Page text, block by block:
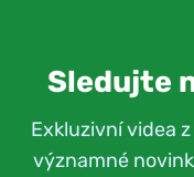
Sledujte
Exkluzivní videa
významné